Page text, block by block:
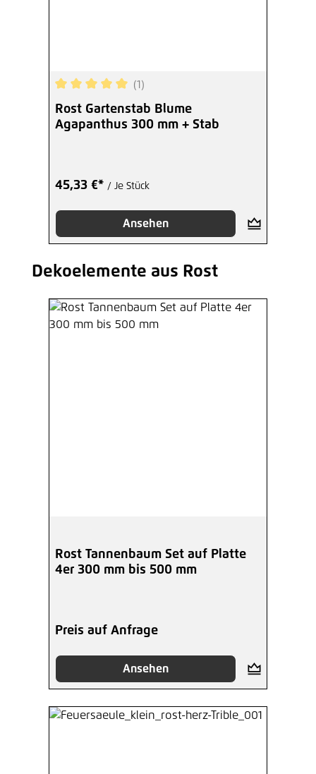
Durchschnittliche Bewertung von 5 von 5
(1)
Rost Gartenstab Blume
Agapanthus 300 mm + Stab
45,33 €* / Je Stück
Ansehen
Produktgalerie überspringen
Dekoelemente aus Rost
Rost Tannenbaum Set auf Platte
4er 300 mm bis 500 mm
Preis auf Anfrage
Ansehen